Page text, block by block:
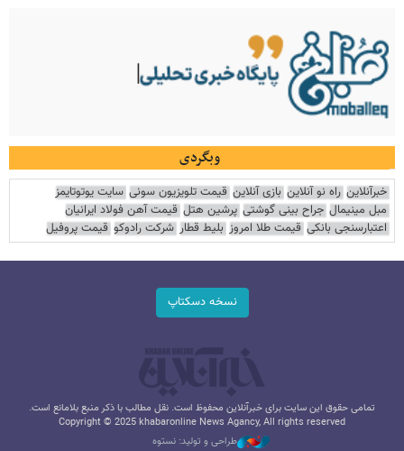
وبگردی
خبرآنلاین راه نو آنلاین بازی آنلاین قیمت تلویزیون سونی سایت یوتوتایمز
مبل مینیمال جراح بینی گوشتی پرشین هتل قیمت آهن فولاد ایرانیان
اعتبارسنجی بانکی قیمت طلا امروز بلیط قطار شرکت رادوکو قیمت پروفیل
نسخه دسکتاپ
تمامی حقوق این سایت برای خبرآنلاین محفوظ است. نقل مطالب با ذکر منبع بلامانع است.
Copyright © 2025 khabaronline News Agancy, All rights reserved
طراحی و تولید: نستوه